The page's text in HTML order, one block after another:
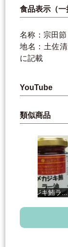
食品表示（一
名称：宗田
地名：土佐
に記載
YouTube
類似商品
メカジキ鮪ラ...